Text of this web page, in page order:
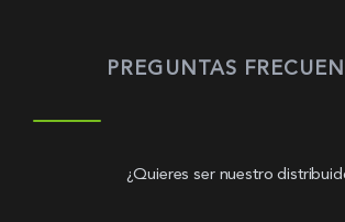
PREGUNTAS
¿Quieres ser nuestro